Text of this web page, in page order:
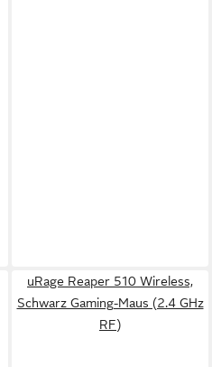
uRage Reaper 510 Wireless,
Schwarz Gaming-Maus (2.4 GHz
RF)